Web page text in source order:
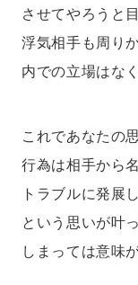
させてやろうと
浮気相手も周り
内での立場はな
これであなたの
行為は相手から
トラブルに発展
という思いが叶
しまっては意味